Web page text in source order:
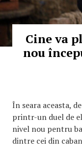
Cine va
nou
În seara aceasta,
printr-un duel de
nivel nou pentru
dintre cei din